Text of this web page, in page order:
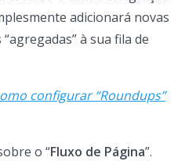
adicionará novas
à sua fila de
configurar “Roundups”
o “Fluxo de Página”.